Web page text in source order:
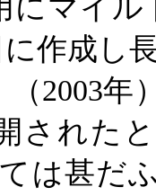
にマイ
に作成
2003年
された
は甚だ